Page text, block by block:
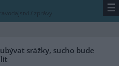
/ zprávy ☰
srážky, sucho bude